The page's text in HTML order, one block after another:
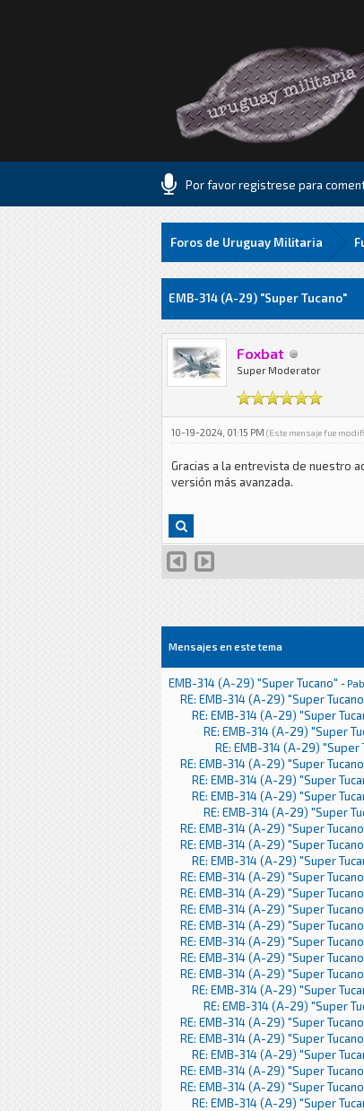
Por favor registrese para
Foros de Uruguay Militaria
5 voto(s) - 1 Media
1
2
3
4
5 EMB-314 (A-29) "Super Tucano"
Foxbat
Super Moderator
10-19-2024, 01:15 PM (Este mensaje fue
Gracias a la entrevista de nuestro
versión más avanzada.
Mensajes en este tema
EMB-314 (A-29) "Super Tucano" -
RE: EMB-314 (A-29) "Super
RE: EMB-314 (A-29) "Super
RE: EMB-314 (A-29) "Super
RE: EMB-314 (A-29) "Super
RE: EMB-314 (A-29) "Super
RE: EMB-314 (A-29) "Super
RE: EMB-314 (A-29) "Super
RE: EMB-314 (A-29) "Super
RE: EMB-314 (A-29) "Super
RE: EMB-314 (A-29) "Super
RE: EMB-314 (A-29) "Super
RE: EMB-314 (A-29) "Super
RE: EMB-314 (A-29) "Super
RE: EMB-314 (A-29) "Super
RE: EMB-314 (A-29) "Super
RE: EMB-314 (A-29) "Super
RE: EMB-314 (A-29) "Super
RE: EMB-314 (A-29) "Super
RE: EMB-314 (A-29) "Super
RE: EMB-314 (A-29) "Super
RE: EMB-314 (A-29) "Super
RE: EMB-314 (A-29) "Super
RE: EMB-314 (A-29) "Super
RE: EMB-314 (A-29) "Super
RE: EMB-314 (A-29) "Super
RE: EMB-314 (A-29) "Super